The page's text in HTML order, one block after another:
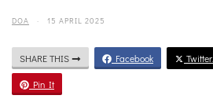
DOA · 15 APRIL 2025
SHARE THIS Facebook
Pin It